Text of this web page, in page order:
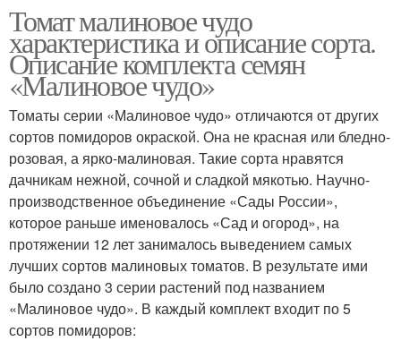
Томат малиновое чудо
характеристика и описание сорта.
Описание комплекта семян
«Малиновое чудо»
Томаты серии «Малиновое чудо» отличаются от других
сортов помидоров окраской. Она не красная или бледно-
розовая, а ярко-малиновая. Такие сорта нравятся
дачникам нежной, сочной и сладкой мякотью. Научно-
производственное объединение «Сады России»,
которое раньше именовалось «Сад и огород», на
протяжении 12 лет занималось выведением самых
лучших сортов малиновых томатов. В результате ими
было создано 3 серии растений под названием
«Малиновое чудо». В каждый комплект входит по 5
сортов помидоров: